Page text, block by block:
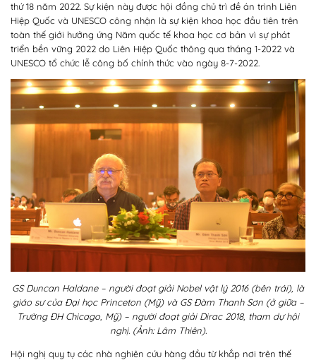
thứ 18 năm 2022. Sự kiện này được hội đồng chủ trì đề án trình Liên
Hiệp Quốc và UNESCO công nhận là sự kiện khoa học đầu tiên trên
toàn thế giới hưởng ứng Năm quốc tế khoa học cơ bản vì sự phát
triển bền vững 2022 do Liên Hiệp Quốc thông qua tháng 1-2022 và
UNESCO tổ chức lễ công bố chính thức vào ngày 8-7-2022.
GS Duncan Haldane – người đoạt giải Nobel vật lý 2016 (bên trái), là
giáo sư của Đại học Princeton (Mỹ) và GS Đàm Thanh Sơn (ở giữa –
Trường ĐH Chicago, Mỹ) – người đoạt giải Dirac 2018, tham dự hội
nghị. (Ảnh: Lâm Thiên).
Hội nghị quy tụ các nhà nghiên cứu hàng đầu từ khắp nơi trên thế